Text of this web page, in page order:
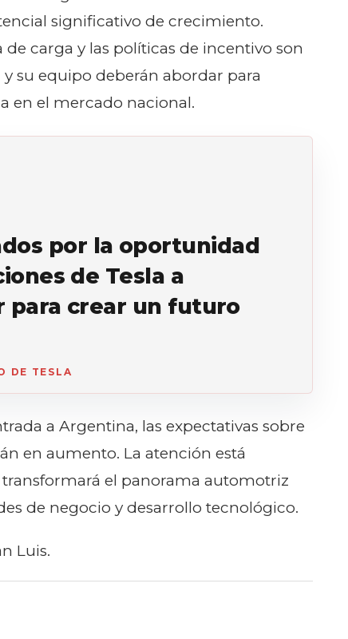
significativo de crecimiento.
carga y las políticas de incentivo son
su equipo deberán abordar para
en el mercado nacional.
por la oportunidad
de Tesla a
para crear un futuro
DE TESLA
a Argentina, las expectativas sobre
en aumento. La atención está
el panorama automotriz
de negocio y desarrollo tecnológico.
Luis.